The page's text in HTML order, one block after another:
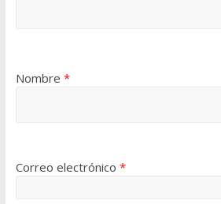
Nombre *
Correo electrónico *